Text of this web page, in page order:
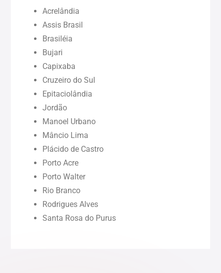
Paraíba (PB)
Piauí (PI)
Rondônia (RO)
Roraima (RR)
Acrelândia
Assis Brasil
Brasiléia
Bujari
Capixaba
Cruzeiro do Sul
Epitaciolândia
Jordão
Manoel Urbano
Mâncio Lima
Plácido de Castro
Porto Acre
Porto Walter
Rio Branco
Rodrigues Alves
Santa Rosa do Purus